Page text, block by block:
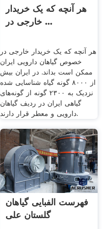
هر آنچه که یک خریدار
خارجی در ...
هر آنچه که یک خریدار خارجی در
خصوص گیاهان دارویی ایران
ممکن است بداند. در ایران بیش
از ۸۰۰۰ گونه گیاه شناسایی شده
نزدیک به ۲۳۰۰ گونه از گونه‌های
گیاهی ایران در ردیف گیاهان
دارویی و معطر قرار دارند.
فهرست الفبایی گیاهان
گلستان علی